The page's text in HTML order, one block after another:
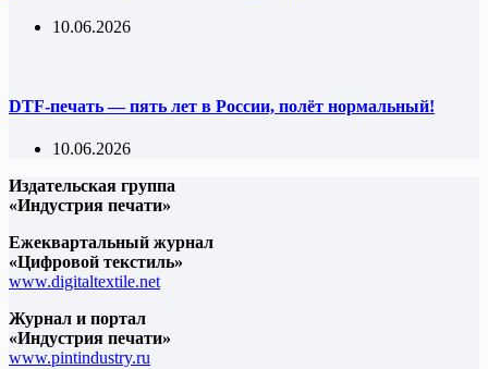
10.06.2026
DTF-печать — пять лет в России, полёт нормальный!
10.06.2026
Издательская группа
«Индустрия печати»
Ежеквартальный журнал
«Цифровой текстиль»
www.digitaltextile.net
Журнал и портал
«Индустрия печати»
www.pintindustry.ru